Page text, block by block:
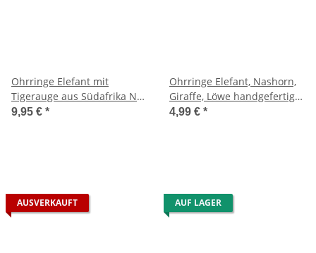
Ohrringe Elefant mit
Tigerauge aus Südafrika Nr.
563
9,95 € *
Ohrringe Elefant, Nashorn,
Giraffe, Löwe handgefertigt
aus Sambia Nr. 548
4,99 € *
AUSVERKAUFT AUF LAGER